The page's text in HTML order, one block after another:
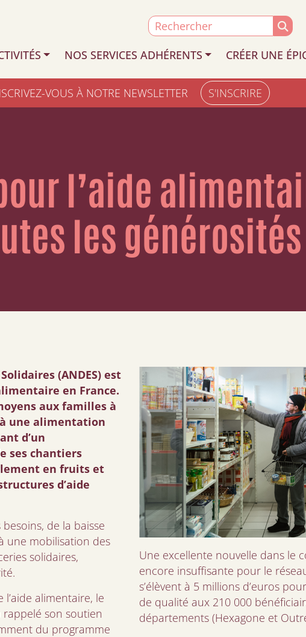
Search
for:
NOS SERVICES ADHÉRENTS CRÉER UNE
VOUS À NOTRE NEWSLETTER S'INSCRIRE
l’aide
les générosités
(ANDES) est
en France.
aux familles à
une alimentation
d’un
ses chantiers
en fruits et
d’aide
de la baisse
une mobilisation des
solidaires,
alimentaire, le
rappelé son soutien
du programme
Une excellente nouvelle dans le
encore insuffisante pour le
s’élèvent à 5 millions d’euros
de qualité aux 210 000
départements (Hexagone et